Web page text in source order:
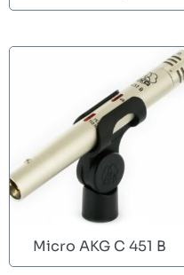
Micro AKG C 451 B